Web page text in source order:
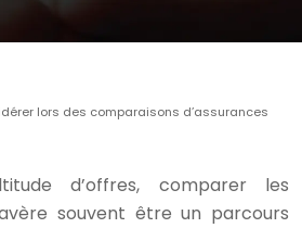
lors des comparaisons d’assurances
d’offres, comparer les
souvent être un parcours